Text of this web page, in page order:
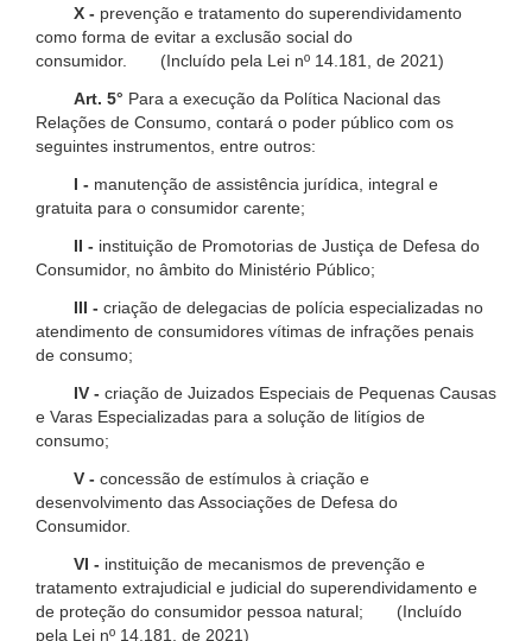
X - prevenção e tratamento do superendividamento
como forma de evitar a exclusão social do
consumidor. (Incluído pela Lei nº 14.181, de 2021)
Art. 5° Para a execução da Política Nacional das
Relações de Consumo, contará o poder público com os
seguintes instrumentos, entre outros:
I - manutenção de assistência jurídica, integral e
gratuita para o consumidor carente;
II - instituição de Promotorias de Justiça de Defesa do
Consumidor, no âmbito do Ministério Público;
III - criação de delegacias de polícia especializadas no
atendimento de consumidores vítimas de infrações penais
de consumo;
IV - criação de Juizados Especiais de Pequenas Causas
e Varas Especializadas para a solução de litígios de
consumo;
V - concessão de estímulos à criação e
desenvolvimento das Associações de Defesa do
Consumidor.
VI - instituição de mecanismos de prevenção e
tratamento extrajudicial e judicial do superendividamento e
de proteção do consumidor pessoa natural; (Incluído
pela Lei nº 14.181, de 2021)